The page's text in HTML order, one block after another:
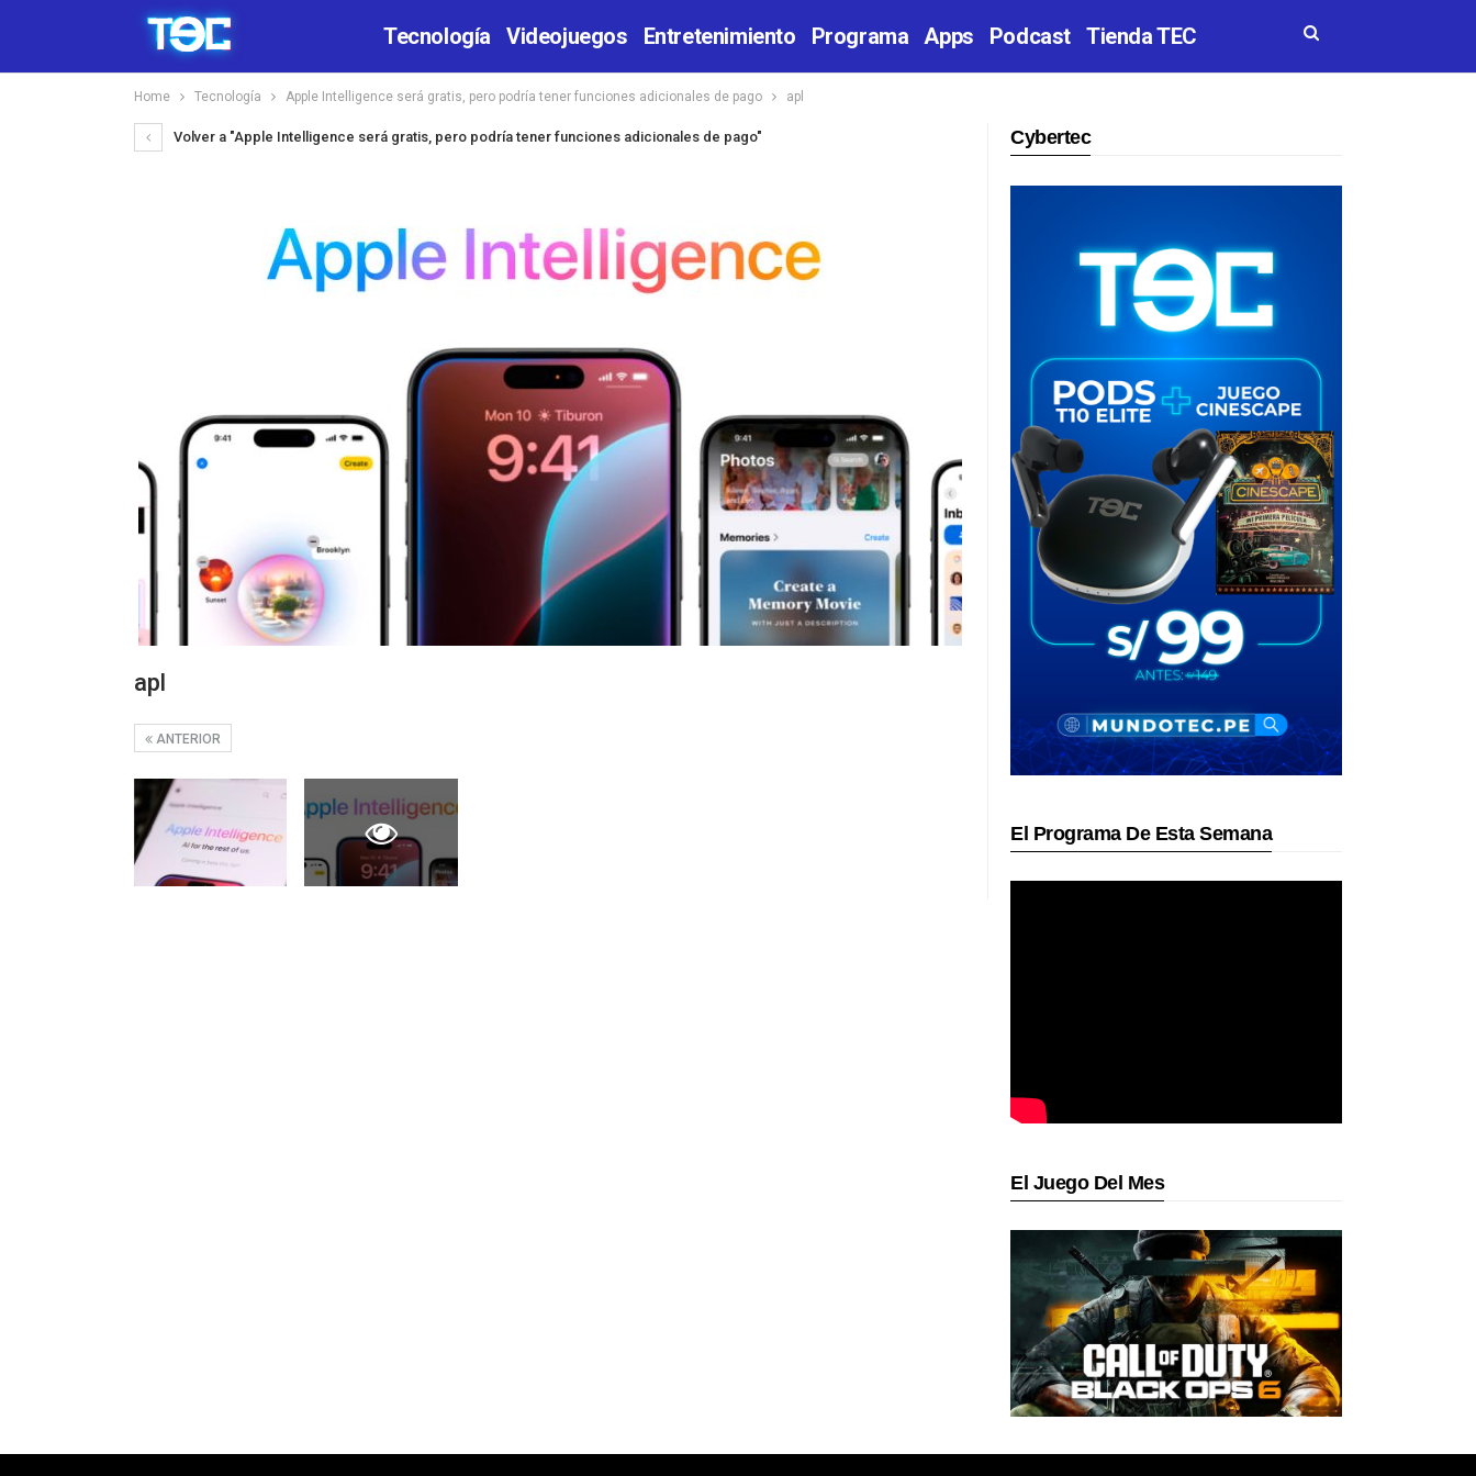
Tecnología Videojuegos Entretenimiento Programa Apps Podcast Tienda TEC
Home Tecnología Apple Intelligence será gratis, pero podría tener funciones adicionales de pago apl
Volver a "Apple Intelligence será gratis, pero podría tener funciones adicionales de pago"
apl
ANTERIOR
Cybertec
El Programa De Esta Semana
El Juego Del Mes